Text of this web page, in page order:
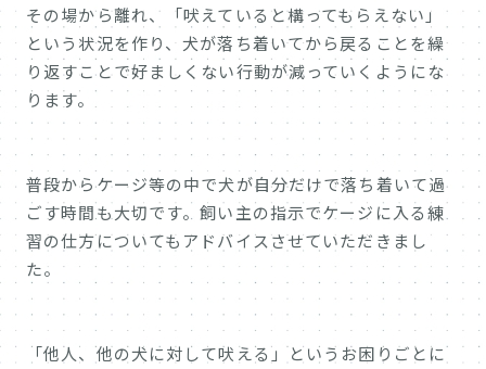
その場から離れ、「吠えていると構ってもらえない」
という状況を作り、犬が落ち着いてから戻ることを繰
り返すことで好ましくない行動が減っていくようにな
ります。
普段からケージ等の中で犬が自分だけで落ち着いて過
ごす時間も大切です。飼い主の指示でケージに入る練
習の仕方についてもアドバイスさせていただきまし
た。
「他人、他の犬に対して吠える」というお困りごとに